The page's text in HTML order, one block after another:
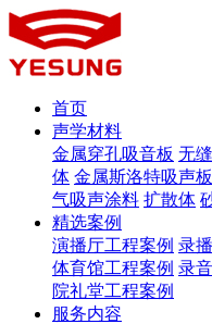
首页
声学材料
金属穿孔吸音板 无
体 金属斯洛特吸声板
气吸声涂料 扩散体
精选案例
演播厅工程案例 录
体育馆工程案例 录
院礼堂工程案例
服务内容